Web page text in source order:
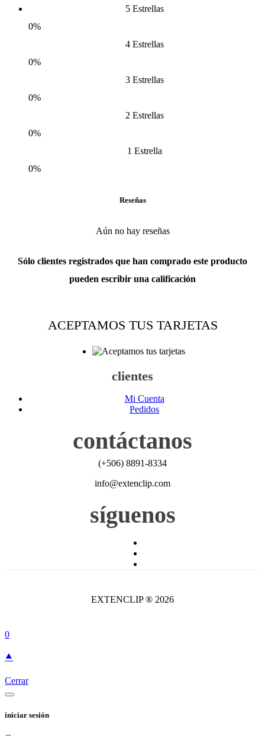
5 Estrellas
0%
4 Estrellas
0%
3 Estrellas
0%
2 Estrellas
0%
1 Estrella
0%
Reseñas
Aún no hay reseñas
Sólo clientes registrados que han comprado este producto
pueden escribir una calificación
ACEPTAMOS TUS TARJETAS
clientes
Mi Cuenta
Pedidos
contáctanos
(+506) 8891-8334
info@extenclip.com
síguenos
EXTENCLIP ® 2026
0
⯅
Cerrar
iniciar sesión